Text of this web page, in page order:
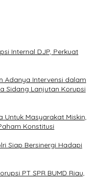
Internal DJP, Perkuat
Adanya Intervensi dalam
Sidang Lanjutan Korupsi
Untuk Masyarakat Miskin,
Konstitusi
Siap Bersinergi Hadapi
PT SPR BUMD Riau,